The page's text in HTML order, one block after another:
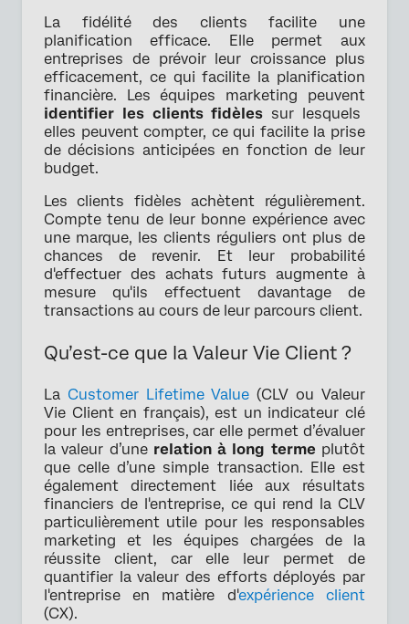
La fidélité des clients facilite une
planification efficace. Elle permet aux
entreprises de prévoir leur croissance plus
efficacement, ce qui facilite la planification
financière. Les équipes marketing peuvent
identifier les clients fidèles sur lesquels
elles peuvent compter, ce qui facilite la prise
de décisions anticipées en fonction de leur
budget.
Les clients fidèles achètent régulièrement.
Compte tenu de leur bonne expérience avec
une marque, les clients réguliers ont plus de
chances de revenir. Et leur probabilité
d'effectuer des achats futurs augmente à
mesure qu'ils effectuent davantage de
transactions au cours de leur parcours client.
Qu’est-ce que la Valeur Vie Client ?
La Customer Lifetime Value (CLV ou Valeur
Vie Client en français), est un indicateur clé
pour les entreprises, car elle permet d’évaluer
la valeur d’unerelation à long terme plutôt
que celle d’une simple transaction. Elle est
également directement liée aux résultats
financiers de l'entreprise, ce qui rend la CLV
particulièrement utile pour les responsables
marketing et les équipes chargées de la
réussite client, car elle leur permet de
quantifier la valeur des efforts déployés par
l'entreprise en matière d'expérience client
(CX).